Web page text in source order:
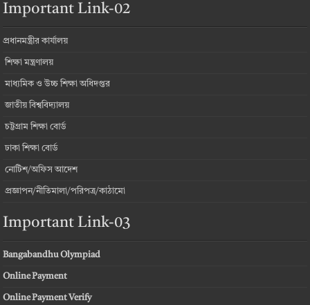
Important Link-02
প্রধানমন্ত্রীর কার্যালয়
শিক্ষা মন্ত্রণালয়
মাধ্যমিক ও উচ্চ শিক্ষা অধিদপ্তর
জাতীয় বিশ্ববিদ্যালয়
চট্টগ্রাম শিক্ষা বোর্ড
ঢাকা শিক্ষা বোর্ড
নোটিশ/অফিস আদেশ
প্রজ্ঞাপন/নীতিমালা/পরিপত্র/কাঠামো
Important Link-03
Bangabandhu Olympiad
Online Payment
Online Payment Verify